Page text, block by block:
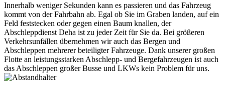
Innerhalb weniger Sekunden kann es passieren und das Fahrzeug
kommt von der Fahrbahn ab. Egal ob Sie im Graben landen, auf ein
Feld feststecken oder gegen einen Baum knallen, der
Abschleppdienst Deha ist zu jeder Zeit für Sie da. Bei größeren
Verkehrsunfällen übernehmen wir auch das Bergen und
Abschleppen mehrerer beteiligter Fahrzeuge. Dank unserer großen
Flotte an leistungsstarken Abschlepp- und Bergefahrzeugen ist auch
das Abschleppen großer Busse und LKWs kein Problem für uns.